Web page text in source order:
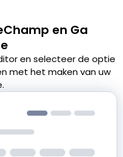
en Ga
en selecteer de optie
met het maken van uw